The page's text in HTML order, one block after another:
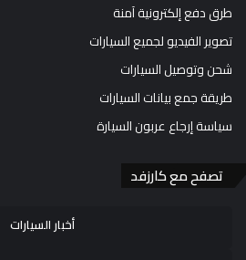
طرق دفع إلكترونية آمنة
تصوير الفيديو لجميع السيارات
شحن وتوصيل السيارات
طريقة جمع بيانات السيارات
سياسة إرجاع عربون السيارة
تصفح مع كارزفد
أخبار السيارات